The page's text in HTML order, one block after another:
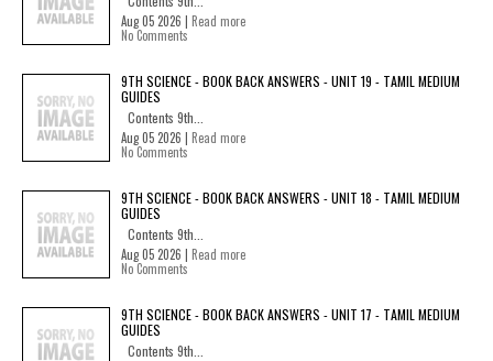
Aug 05 2026 | Read more
No Comments
9TH SCIENCE - BOOK BACK ANSWERS - UNIT 19 - TAMIL MEDIUM
GUIDES
Contents 9th...
Aug 05 2026 | Read more
No Comments
9TH SCIENCE - BOOK BACK ANSWERS - UNIT 18 - TAMIL MEDIUM
GUIDES
Contents 9th...
Aug 05 2026 | Read more
No Comments
9TH SCIENCE - BOOK BACK ANSWERS - UNIT 17 - TAMIL MEDIUM
GUIDES
Contents 9th...